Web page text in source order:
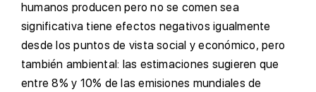
humanos producen pero no se comen sea
significativa tiene efectos negativos igualmente
desde los puntos de vista social y económico, pero
también ambiental: las estimaciones sugieren que
entre 8% y 10% de las emisiones mundiales de